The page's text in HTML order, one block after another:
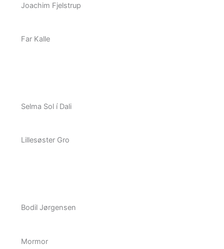
Joachim Fjelstrup
Far Kalle
Selma Sol í Dali
Lillesøster Gro
Bodil Jørgensen
Mormor